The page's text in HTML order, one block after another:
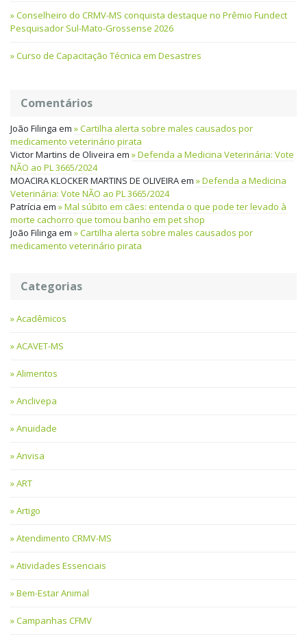
Conselheiro do CRMV-MS conquista destaque no Prêmio Fundect
Pesquisador Sul-Mato-Grossense 2026
Curso de Capacitação Técnica em Desastres
Comentários
João Filinga em
Cartilha alerta sobre males causados por
medicamento veterinário pirata
Victor Martins de Oliveira em
Defenda a Medicina Veterinária: Vote
NÃO ao PL 3665/2024
MOACIRA KLOCKER MARTINS DE OLIVEIRAem
Defenda a Medicina
Veterinária: Vote NÃO ao PL 3665/2024
Patrícia em
Mal súbito em cães: entenda o que pode ter levado à
morte cachorro que tomou banho em pet shop
João Filinga em
Cartilha alerta sobre males causados por
medicamento veterinário pirata
Categorias
Acadêmicos
ACAVET-MS
Alimentos
Anclivepa
Anuidade
Anvisa
ART
Artigo
Atendimento CRMV-MS
Atividades Essenciais
Bem-Estar Animal
Campanhas CFMV